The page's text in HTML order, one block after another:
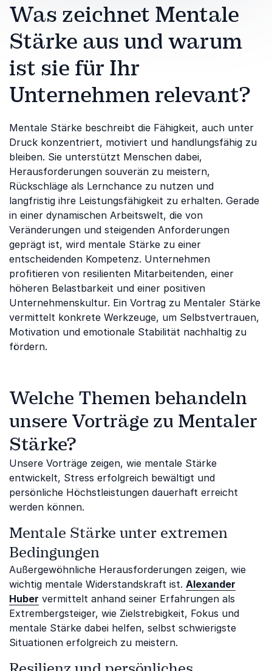
Was zeichnet Mentale
Stärke aus und warum
ist sie für Ihr
Unternehmen relevant?
Mentale Stärke beschreibt die Fähigkeit, auch unter
Druck konzentriert, motiviert und handlungsfähig zu
bleiben. Sie unterstützt Menschen dabei,
Herausforderungen souverän zu meistern,
Rückschläge als Lernchance zu nutzen und
langfristig ihre Leistungsfähigkeit zu erhalten. Gerade
in einer dynamischen Arbeitswelt, die von
Veränderungen und steigenden Anforderungen
geprägt ist, wird mentale Stärke zu einer
entscheidenden Kompetenz. Unternehmen
profitieren von resilienten Mitarbeitenden, einer
höheren Belastbarkeit und einer positiven
Unternehmenskultur. Ein Vortrag zu Mentaler Stärke
vermittelt konkrete Werkzeuge, um Selbstvertrauen,
Motivation und emotionale Stabilität nachhaltig zu
fördern.
Welche Themen behandeln
unsere Vorträge zu Mentaler
Stärke?
Unsere Vorträge zeigen, wie mentale Stärke
entwickelt, Stress erfolgreich bewältigt und
persönliche Höchstleistungen dauerhaft erreicht
werden können.
Mentale Stärke unter extremen
Bedingungen
Außergewöhnliche Herausforderungen zeigen, wie
wichtig mentale Widerstandskraft ist. Alexander
Huber vermittelt anhand seiner Erfahrungen als
Extrembergsteiger, wie Zielstrebigkeit, Fokus und
mentale Stärke dabei helfen, selbst schwierigste
Situationen erfolgreich zu meistern.